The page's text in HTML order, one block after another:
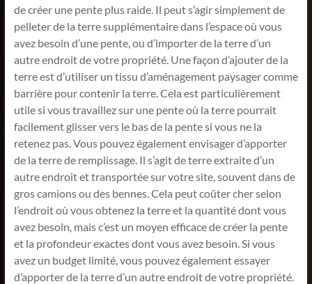
de créer une pente plus raide. Il peut s’agir simplement de
pelleter de la terre supplémentaire dans l’espace où vous
avez besoin d’une pente, ou d’importer de la terre d’un
autre endroit de votre propriété. Une façon d’ajouter de la
terre est d’utiliser un tissu d’aménagement paysager comme
barrière pour contenir la terre. Cela est particulièrement
utile si vous travaillez sur une pente où la terre pourrait
facilement glisser vers le bas de la pente si vous ne la
retenez pas. Vous pouvez également envisager d’apporter
de la terre de remplissage. Il s’agit de terre extraite d’un
autre endroit et transportée sur votre site, souvent dans de
gros camions ou des bennes. Cela peut coûter cher selon
l’endroit où vous obtenez la terre et la quantité dont vous
avez besoin, mais c’est un moyen efficace de créer la pente
et la profondeur exactes dont vous avez besoin. Si vous
avez un budget limité, vous pouvez également essayer
d’apporter de la terre d’un autre endroit de votre propriété.